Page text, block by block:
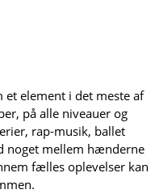
element i det meste af
på alle niveauer og
rap-musik, ballet
noget mellem hænderne
fælles oplevelser kan